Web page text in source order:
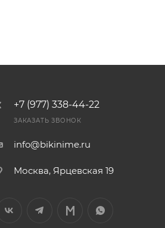
+7 (977) 338-44-22
ЗАКАЗАТЬ ЗВОНОК
info@bikinime.ru
Москва, Ярцевская 19